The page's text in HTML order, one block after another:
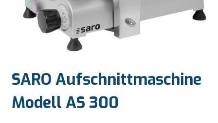
SARO Aufschnittmaschine
Modell AS 300